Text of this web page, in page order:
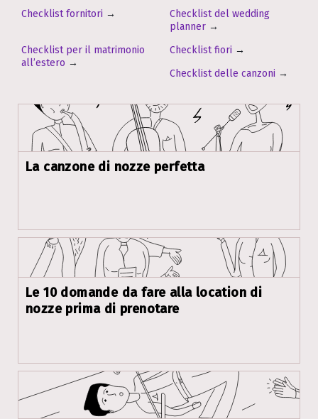
Checklist fornitori →
Checklist del wedding
planner →
Checklist per il matrimonio
all’estero →
Checklist fiori →
Checklist delle canzoni →
La canzone di nozze perfetta
Le 10 domande da fare alla location di
nozze prima di prenotare